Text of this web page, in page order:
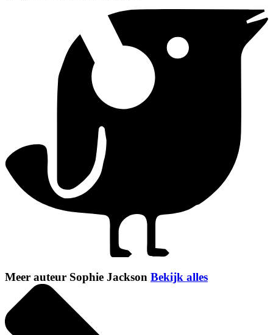
Meer auteur Sophie Jackson Bekijk alles